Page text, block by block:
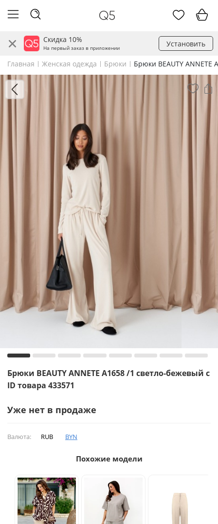
Скидка 10%
На первый заказ в приложении Установить
Главная Женская одежда Брюки Брюки BEAUTY ANNETE
Брюки BEAUTY ANNETE A1658 /1 светло-бежевый с
ID товара 433571
Уже нет в продаже
Валюта: RUB BYN
Похожие модели